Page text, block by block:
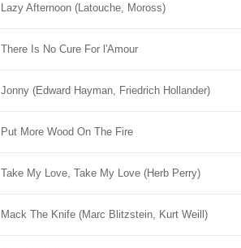
Lazy Afternoon (Latouche, Moross)
There Is No Cure For l'Amour
Jonny (Edward Hayman, Friedrich Hollander)
Put More Wood On The Fire
Take My Love, Take My Love (Herb Perry)
Mack The Knife (Marc Blitzstein, Kurt Weill)